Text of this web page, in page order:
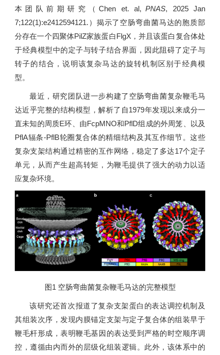
本团队前期研究（Chen et. al,PNAS, 2025 Jan
7;122(1):e2412594121.）揭示了空肠弯曲菌马达的胞质部
分存在一个四聚体PilZ家族蛋白FlgX，并且该蛋白复合体处
于经典模型中的定子与转子结合界面，因此阻碍了定子与
转子的结合，说明该复杂马达的旋转机制区别于经典模
型。
最近，研究团队进一步构建了空肠弯曲菌复杂鞭毛马
达近乎完整的结构模型，解析了自1979年发现以来成分一
直未知的周质E环、由FcpMNO和PflD组成的外周笼、以及
PflA辐条-PflB轮圈复合体的精细结构及其互作细节。这些
复杂支架结构通过精密的互作网络，稳定了多达17个定子
单元，从而产生超高转矩，为鞭毛提供了强大的动力以适
应复杂环境。
图1 空肠弯曲菌复杂鞭毛马达的完整模型
该研究还首次报道了复杂支架蛋白的表达调控机制及
其组装次序，发现内膜锚定支架与定子复合体的组装早于
鞭毛杆形成，表明鞭毛基因的表达受到严格的时空顺序调
控，遵循由内而外的层级化组装逻辑。此外，该体系中的